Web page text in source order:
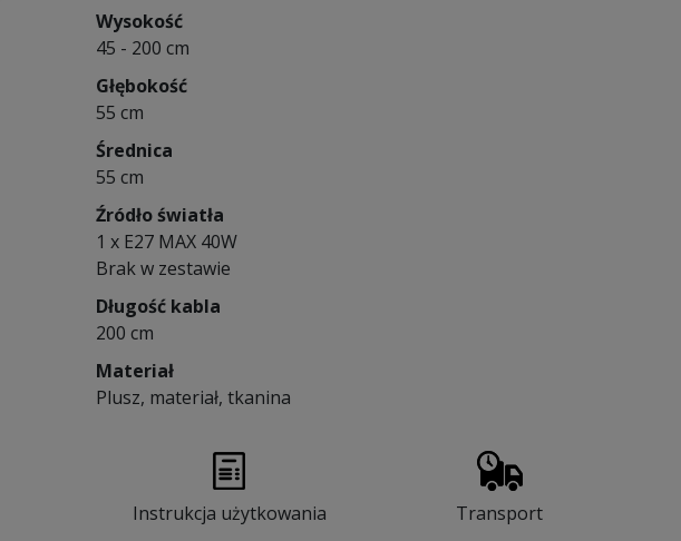
Wysokość
45 - 200 cm
Głębokość
55 cm
Średnica
55 cm
Źródło światła
1 x E27 MAX 40W
Brak w zestawie
Długość kabla
200 cm
Materiał
Plusz, materiał, tkanina
Instrukcja użytkowania Transport